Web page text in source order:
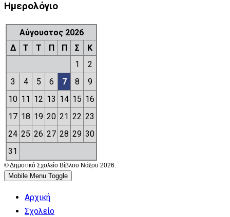
Ημερολόγιο
Αύγουστος 2026
Δ
Τ Τ Π Π Σ
Κ
1
2
3
4 5 6 7 8
9
10 11 12 13 14 15 16
17 18 19 20 21 22 23
24 25 26 27 28 29 30
31
© Δημοτικό Σχολείο Βίβλου Νάξου 2026.
Mobile Menu Toggle
Αρχική
Σχολείο